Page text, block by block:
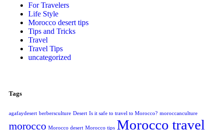
For Travelers
Life Style
Morocco desert tips
Tips and Tricks
Travel
Travel Tips
uncategorized
Tags
agafaydesert berbersculture Desert Is it safe to travel to Morocco? moroccanculture
morocco Morocco desert Morocco tips Morocco travel